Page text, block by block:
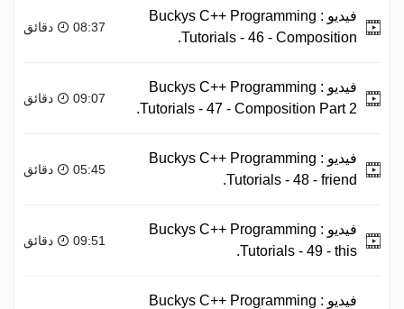
فيديو : Buckys C++ Programming
Tutorials - 46 - Composition.
08:37 دقائق
فيديو : Buckys C++ Programming
Tutorials - 47 - Composition Part 2.
09:07 دقائق
فيديو : Buckys C++ Programming
Tutorials - 48 - friend.
05:45 دقائق
فيديو : Buckys C++ Programming
Tutorials - 49 - this.
09:51 دقائق
فيديو : Buckys C++ Programming